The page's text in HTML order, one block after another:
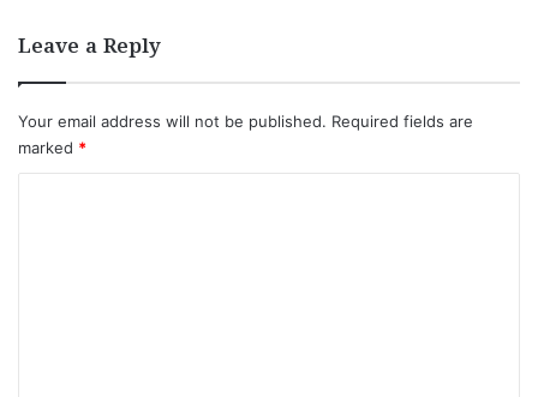
Leave a Reply
Your email address will not be published. Required fields are
marked *